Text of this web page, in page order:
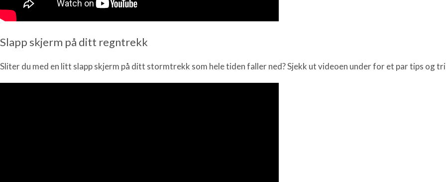
Slapp skjerm på ditt regntrekk
Sliter du med en litt slapp skjerm på ditt stormtrekk som hele tiden faller ned? Sjekk ut videoen under for et par tips og